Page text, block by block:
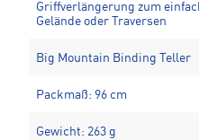
Griffverlängerung zum
Gelände oder Traversen
Big Mountain Binding Teller
Packmaß: 96 cm
Gewicht: 263 g